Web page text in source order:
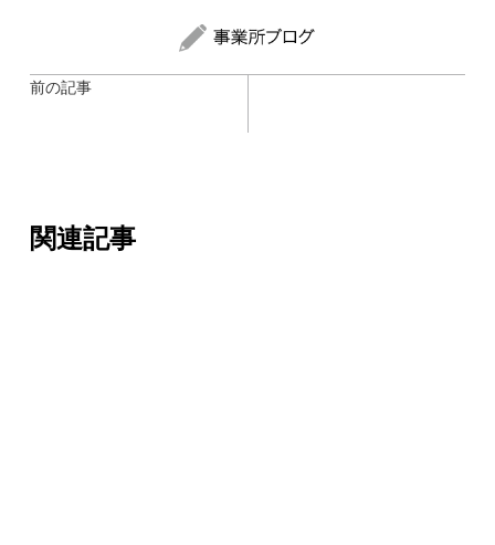
前の記事
関連記事